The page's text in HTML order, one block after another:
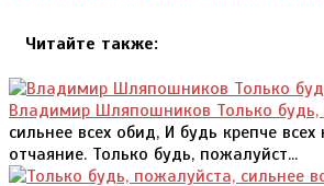
Читайте также:
Владимир Шляпошников Только будь,
сильнее всех обид, И будь крепче
отчаяние. Только будь, пожалуйст...